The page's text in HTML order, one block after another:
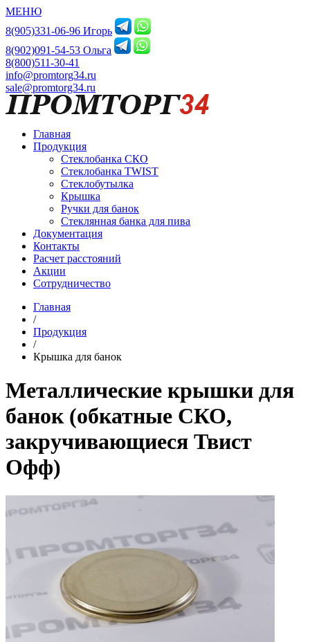
МЕНЮ
8(905)331-06-96 Игорь
8(902)091-54-53 Ольга
8(800)511-30-41
info@promtorg34.ru
sale@promtorg34.ru
Главная
Продукция
Стеклобанка СКО
Стеклобанка TWIST
Стеклобутылка
Крышка
Ручки для банок
Стеклянная банка для пива
Документация
Контакты
Расчет расстояний
Акции
Сотрудничество
Главная
/
Продукция
/
Крышка для банок
Металлические крышки для
банок (обкатные СКО,
закручивающиеся Твист
Офф)